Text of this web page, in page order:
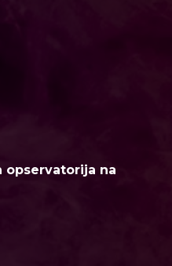
opservatorija na